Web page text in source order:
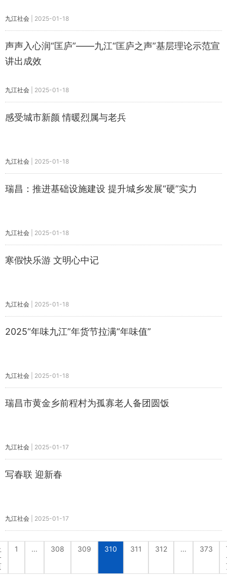
九江社会 2025-01-18
声声入心润“匡庐”——九江“匡庐之声”基层理论示范宣
讲出成效
九江社会 2025-01-18
感受城市新颜 情暖烈属与老兵
九江社会 2025-01-18
瑞昌：推进基础设施建设 提升城乡发展“硬”实力
九江社会 2025-01-18
寒假快乐游 文明心中记
九江社会 2025-01-18
2025“年味九江”年货节拉满“年味值”
九江社会 2025-01-18
瑞昌市黄金乡前程村为孤寡老人备团圆饭
九江社会 2025-01-17
写春联 迎新春
九江社会 2025-01-17
1 ... 308 309 310 311 312 ... 373